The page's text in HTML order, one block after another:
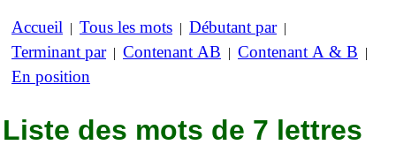
Accueil | Tous les mots | Débutant par|
Terminant par| Contenant AB | Contenant A & B |
En position
Liste des mots de 7 lettres